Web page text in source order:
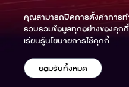
คุณสามารถปิดการตั้งค่าการท
รวบรวมข้อมูลทุกอย่างของคุก
เรียนรู้นโยบายการใช้คุกกี้
ยอมรับทั้งหมด